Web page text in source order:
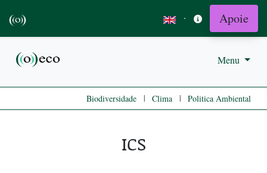
· Apoie
Menu
Biodiversidade | Clima | Politica Ambiental
ICS